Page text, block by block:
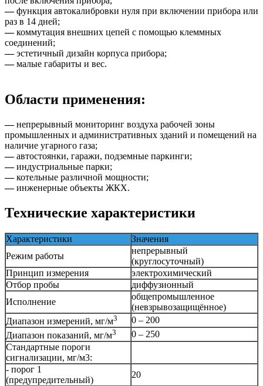
—функция автокалибровки нуля при включении прибора или
раз в 14 дней;
—коммутация внешних цепей с помощью клеммных
соединений;
—эстетичный дизайн корпуса прибора;
—малые габариты и вес.
Области применения:
—непрерывный мониторинг воздуха рабочей зоны
промышленных и административных зданий и помещений на
наличие угарного газа;
—автостоянки, гаражи, подземные паркинги;
—индустриальные парки;
—котельные различной мощности;
—инженерные объекты ЖКХ.
Технические характеристики
Характеристики
Значения
Режим работы
непрерывный
(круглосуточный)
Принцип измерения
электрохимический
Отбор пробы
диффузионный
Исполнение
общепромышленное
(невзрывозащищённое)
Диапазон измерений, мг/м3
0 – 200
Диапазон показаний, мг/м3
0 – 250
Стандартные пороги
сигнализации, мг/м3:
- порог 1
(предупредительный)
20